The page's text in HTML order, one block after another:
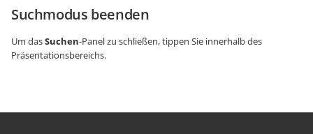
Suchmodus beenden
Um dasSuchen-Panel zu schließen, tippen Sie innerhalb des
Präsentationsbereichs.